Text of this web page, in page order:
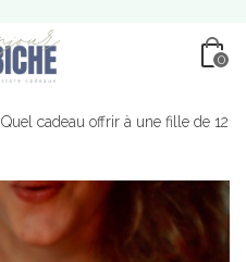
0
Quel cadeau offrir à une fille de 12